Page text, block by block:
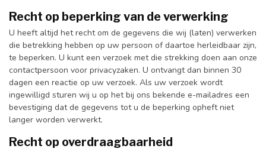
Recht op beperking van de verwerking
U heeft altijd het recht om de gegevens die wij (laten) verwerken
die betrekking hebben op uw persoon of daartoe herleidbaar zijn,
te beperken. U kunt een verzoek met die strekking doen aan onze
contactpersoon voor privacyzaken. U ontvangt dan binnen 30
dagen een reactie op uw verzoek. Als uw verzoek wordt
ingewilligd sturen wij u op het bij ons bekende e-mailadres een
bevestiging dat de gegevens tot u de beperking opheft niet
langer worden verwerkt.
Recht op overdraagbaarheid